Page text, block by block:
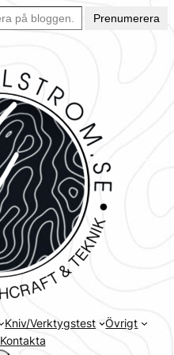
Prenumerera
Kniv/Verktygstest
Övrigt
Kontakta